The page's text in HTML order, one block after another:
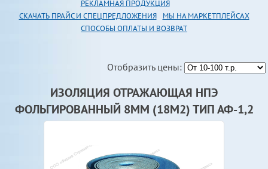
РЕКЛАМНАЯ ПРОДУКЦИЯ
СКАЧАТЬ ПРАЙС И СПЕЦПРЕДЛОЖЕНИЯ
МЫ НА МАРКЕТПЛЕЙСАХ
СПОСОБЫ ОПЛАТЫ И ВОЗВРАТ
Отобразить цены:
ИЗОЛЯЦИЯ ОТРАЖАЮЩАЯ НПЭ
ФОЛЬГИРОВАННЫЙ 8ММ (18М2) ТИП АФ-1,2